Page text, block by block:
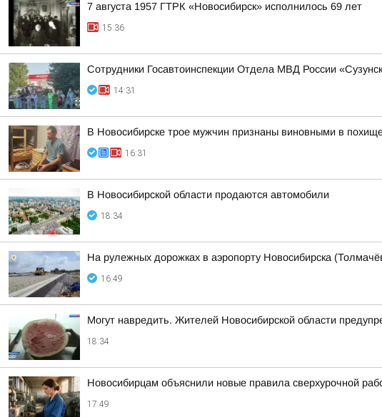
7 августа 1957 ГТРК «Новосибирск» исполнилось 69 лет
15:36
Сотрудники Госавтоинспекции Отдела МВД России
14:31
В Новосибирске трое мужчин признаны виновными в
16:31
В Новосибирской области продаются автомобили
18:34
На рулежных дорожках в аэропорту Новосибирска
16:49
Могут навредить. Жителей Новосибирской области
18:34
Новосибирцам объяснили новые правила сверхурочной
17:49